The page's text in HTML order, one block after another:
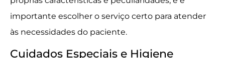
importante escolher o serviço certo para atender
às necessidades do paciente.
Cuidados Especiais e Higiene